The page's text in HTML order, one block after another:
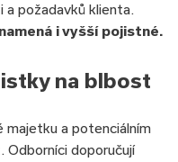
požadavků klienta.
i vyšší pojistné.
na blbost
a potenciálním
Odborníci doporučují